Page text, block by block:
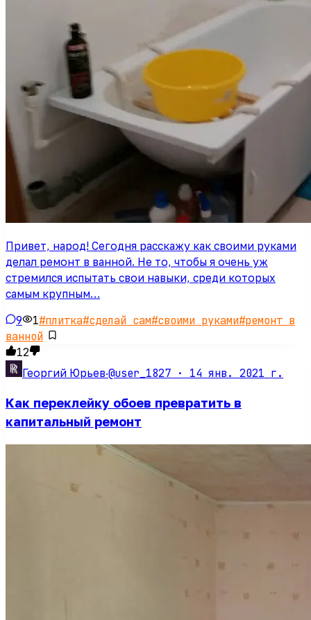
Привет, народ! Сегодня расскажу как своими руками
делал ремонт в ванной. Не то, чтобы я очень уж
стремился испытать свои навыки, среди которых
самым крупным…
9 1#плитка#сделай сам#своими руками#ремонт в
ванной
12
Георгий Юрьев·@user_1827 · 14 янв. 2021 г.
Как переклейку обоев превратить в
капитальный ремонт